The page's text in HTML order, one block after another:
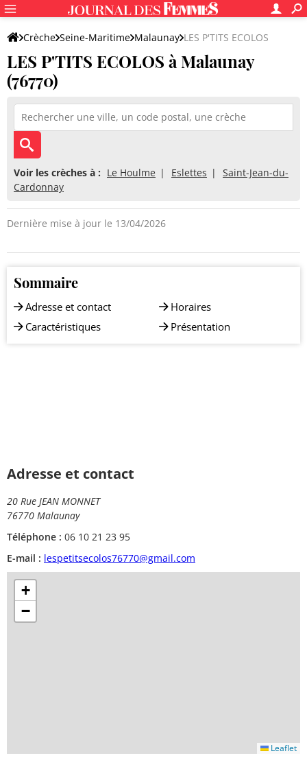
Crèche Seine-Maritime Malaunay LES P'TITS ECOLOS
LES P'TITS ECOLOS à Malaunay
(76770)
Voir les crèches à : Le Houlme Eslettes
Saint-Jean-du-
Cardonnay
Dernière mise à jour le 13/04/2026
Sommaire
Adresse et contact
Caractéristiques
Horaires
Présentation
Adresse et contact
20 Rue JEAN MONNET
76770 Malaunay
Téléphone : 06 10 21 23 95
E-mail : lespetitsecolos76770@gmail.com
+
−
Leaflet